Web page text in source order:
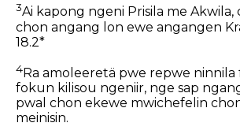
3Ai kapong ngeni Prisila me Akwila,
chon angang lon ewe angangen
18.2*
4Ra amoleeretä pwe repwe ninnila
fokun kilisou ngeniir, nge sap
pwal chon ekewe mwichefelin
meinisin.